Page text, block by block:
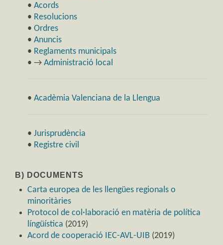
• Acords
• Resolucions
• Ordres
• Anuncis
• Reglaments municipals
• → Administració local
• Acadèmia Valenciana de la Llengua
• Jurisprudència
• Registre civil
B) DOCUMENTS
Carta europea de les llengües regionals o
minoritàries
Protocol de col·laboració en matèria de política
língüística (2019)
Acord de cooperació IEC-AVL-UIB (2019)